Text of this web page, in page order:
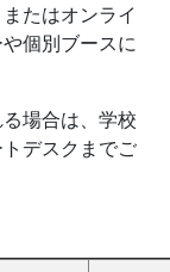
たはオンライ
個別ブースに
場合は、学校
デスクまでご